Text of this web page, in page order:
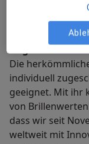
Augenlasern:
Die
individuell
geeignet. Mit ihr
von
dass wir seit
weltweit mit